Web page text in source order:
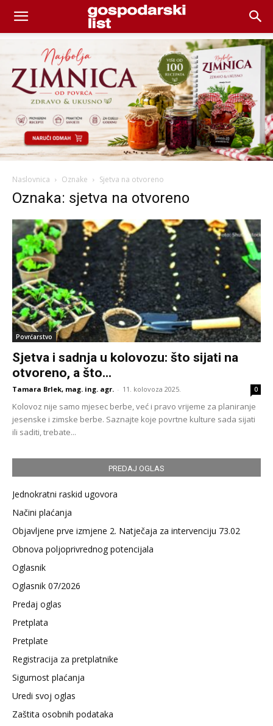
Naslovnica Oznake Sjetva na otvoreno
Oznaka: sjetva na otvoreno
Povrćarstvo
Sjetva i sadnja u kolovozu: što sijati na
otvoreno, a što...
Tamara Brlek, mag. ing. agr. - 11. kolovoza 2025. 0
Kolovoz nije samo mjesec berbe, već i pravo vrijeme za planiranje
jesenske i zimske berbe. Saznajte koje povrtne kulture sada sijati
ili saditi, trebate...
PREDAJ OGLAS
Jednokratni raskid ugovora
Načini plaćanja
Objavljene prve izmjene 2. Natječaja za intervenciju 73.02
Obnova poljoprivrednog potencijala
Oglasnik
Oglasnik 07/2026
Predaj oglas
Pretplata
Pretplate
Registracija za pretplatnike
Sigurnost plaćanja
Uredi svoj oglas
Zaštita osobnih podataka